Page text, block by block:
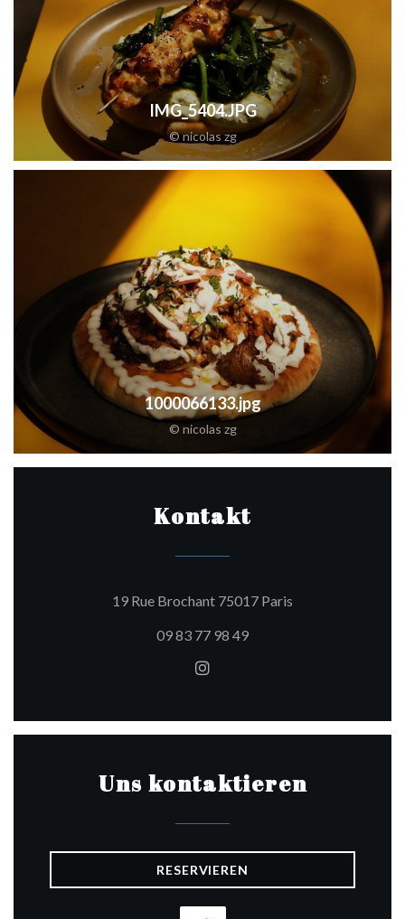
IMG_5404.JPG
© nicolas zg
1000066133.jpg
© nicolas zg
Kontakt
19 Rue Brochant 75017 Paris
09 83 77 98 49
Instagram ((öffnet ein
Uns kontaktieren
RESERVIEREN